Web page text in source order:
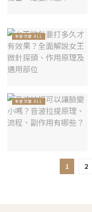
全部文章 ALL
全部文章 ALL
1 2